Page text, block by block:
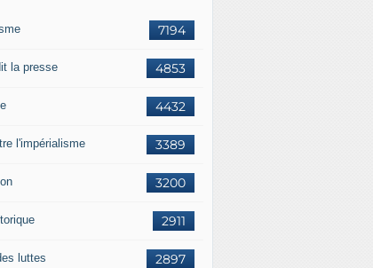
7194
4853
la presse
4432
3389
l'impérialisme
3200
2911
2897
luttes